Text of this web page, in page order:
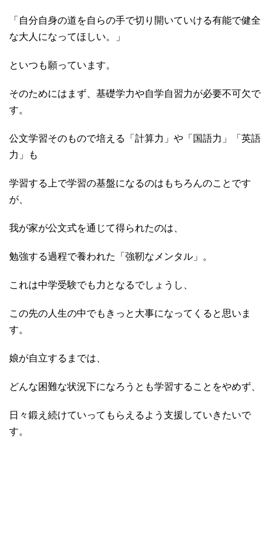
「自分自身の道を自らの手で切り開いていける有能で健全
な大人になってほしい。」
といつも願っています。
そのためにはまず、基礎学力や自学自習力が必要不可欠で
す。
公文学習そのもので培える「計算力」や「国語力」「英語
力」も
学習する上で学習の基盤になるのはもちろんのことです
が、
我が家が公文式を通じて得られたのは、
勉強する過程で養われた「強靭なメンタル」。
これは中学受験でも力となるでしょうし、
この先の人生の中でもきっと大事になってくると思いま
す。
娘が自立するまでは、
どんな困難な状況下になろうとも学習することをやめず、
日々鍛え続けていってもらえるよう支援していきたいで
す。